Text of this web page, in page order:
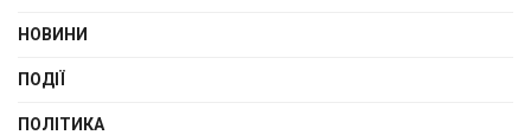
НОВИНИ
ПОДІЇ
ПОЛІТИКА